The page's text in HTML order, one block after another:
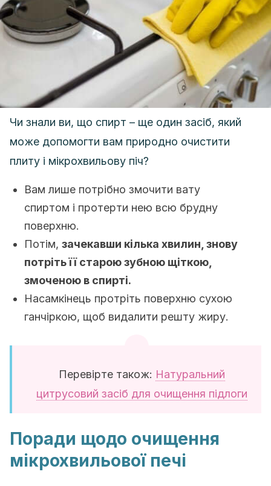
Чи знали ви, що спирт – ще один засіб, який
може допомогти вам природно очистити
плиту і мікрохвильову піч?
Вам лише потрібно змочити вату
спиртом і протерти нею всю брудну
поверхню.
Потім, зачекавши кілька хвилин, знову
потріть її старою зубною щіткою,
змоченою в спирті.
Насамкінець протріть поверхню сухою
ганчіркою, щоб видалити решту жиру.
Перевірте також: Натуральний
цитрусовий засіб для очищення підлоги
Поради щодо очищення
мікрохвильової печі